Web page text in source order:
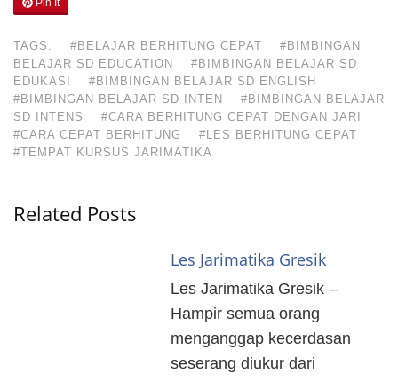
TAGS: #BELAJAR BERHITUNG CEPAT
#BIMBINGAN
BELAJAR SD EDUCATION
#BIMBINGAN BELAJAR SD
EDUKASI
#BIMBINGAN BELAJAR SD ENGLISH
#BIMBINGAN BELAJAR SD INTEN
#BIMBINGAN BELAJAR
SD INTENS
#CARA BERHITUNG CEPAT DENGAN JARI
#CARA CEPAT BERHITUNG
#LES BERHITUNG CEPAT
#TEMPAT KURSUS JARIMATIKA
Related Posts
Les Jarimatika Gresik
Les Jarimatika Gresik –
Hampir semua orang
menganggap kecerdasan
seserang diukur dari